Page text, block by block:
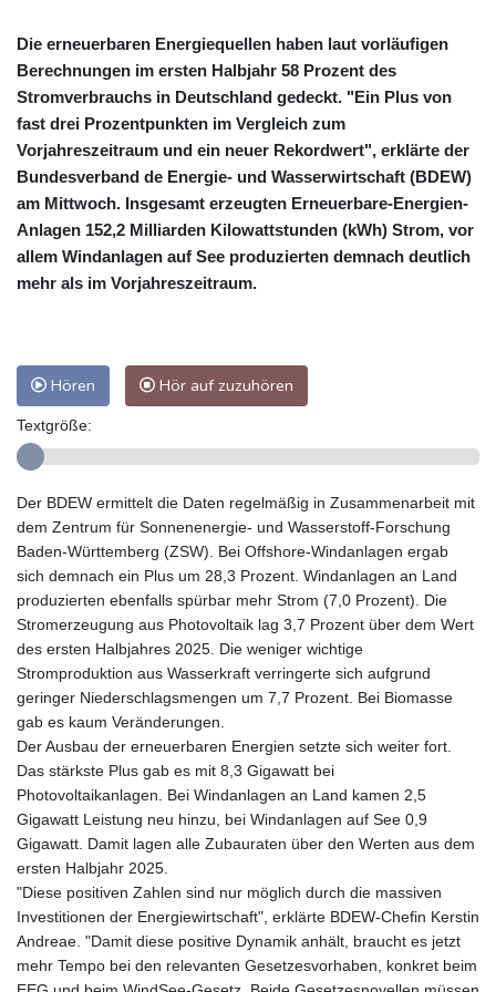
Die erneuerbaren Energiequellen haben laut vorläufigen
Berechnungen im ersten Halbjahr 58 Prozent des
Stromverbrauchs in Deutschland gedeckt. "Ein Plus von
fast drei Prozentpunkten im Vergleich zum
Vorjahreszeitraum und ein neuer Rekordwert", erklärte der
Bundesverband de Energie- und Wasserwirtschaft (BDEW)
am Mittwoch. Insgesamt erzeugten Erneuerbare-Energien-
Anlagen 152,2 Milliarden Kilowattstunden (kWh) Strom, vor
allem Windanlagen auf See produzierten demnach deutlich
mehr als im Vorjahreszeitraum.
Hören Hör auf zuzuhören
Textgröße:
Der BDEW ermittelt die Daten regelmäßig in Zusammenarbeit mit
dem Zentrum für Sonnenenergie- und Wasserstoff-Forschung
Baden-Württemberg (ZSW). Bei Offshore-Windanlagen ergab
sich demnach ein Plus um 28,3 Prozent. Windanlagen an Land
produzierten ebenfalls spürbar mehr Strom (7,0 Prozent). Die
Stromerzeugung aus Photovoltaik lag 3,7 Prozent über dem Wert
des ersten Halbjahres 2025. Die weniger wichtige
Stromproduktion aus Wasserkraft verringerte sich aufgrund
geringer Niederschlagsmengen um 7,7 Prozent. Bei Biomasse
gab es kaum Veränderungen.
Der Ausbau der erneuerbaren Energien setzte sich weiter fort.
Das stärkste Plus gab es mit 8,3 Gigawatt bei
Photovoltaikanlagen. Bei Windanlagen an Land kamen 2,5
Gigawatt Leistung neu hinzu, bei Windanlagen auf See 0,9
Gigawatt. Damit lagen alle Zubauraten über den Werten aus dem
ersten Halbjahr 2025.
"Diese positiven Zahlen sind nur möglich durch die massiven
Investitionen der Energiewirtschaft", erklärte BDEW-Chefin Kerstin
Andreae. "Damit diese positive Dynamik anhält, braucht es jetzt
mehr Tempo bei den relevanten Gesetzesvorhaben, konkret beim